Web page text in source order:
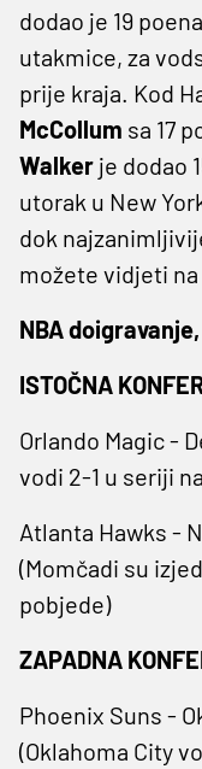
dodao je 19
utakmice, za
prije kraja. Kod
McCollum sa 17
Walker je dodao
utorak u New
dok
možete vidjeti na
NBA
ISTOČNA
Orlando Magic -
vodi 2-1 u seriji
Atlanta Hawks -
(Momčadi su
pobjede)
ZAPADNA
Phoenix Suns -
(Oklahoma City